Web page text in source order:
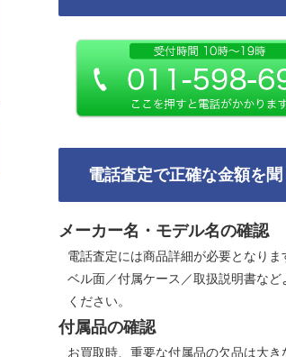
電話査定で正確な金額を聞
メーカー名・モデル名の確認
電話査定には商品詳細が必要となりま
ベル面／付属ケース／取扱説明書など
ください。
付属品の確認
お買取時、重要な付属品の欠品は大き